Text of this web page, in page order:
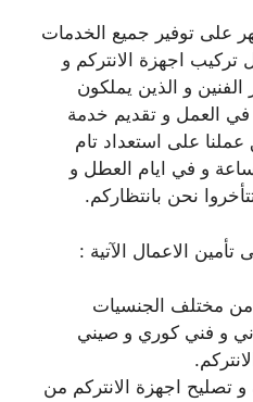
على توفير جميع الخدمات
تركيب اجهزة الانتركم و
الفنين و الذين يملكون
في العمل و تقديم خدمة
عملنا على استعداد تام
و في ايام العطل و
تتأخروا نحن بانتظاركم.
الاعمال الآتية :
من مختلف الجنسيات
و فني كوري و صيني
تصليح اجهزة الانتركم من